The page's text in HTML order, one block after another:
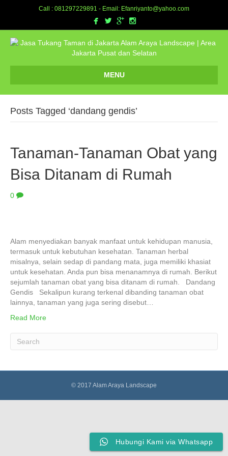
Call : 081297229891 - Email: Efanriyanto@yahoo.com
MENU
Posts Tagged ‘dandang gendis’
Tanaman-Tanaman Obat yang
Bisa Ditanam di Rumah
0
Alam menyediakan banyak manfaat untuk kehidupan manusia,
termasuk untuk kebutuhan kesehatan. Tanaman herbal
misalnya, selain sedap di pandang mata, juga memiliki khasiat
untuk kesehatan. Anda pun bisa menanamnya di rumah. Berikut
sejumlah tanaman obat yang bisa ditanam di rumah. Dandang
Gendis Sekalipun kurang terkenal dibanding tanaman obat
lainnya, tanaman yang juga sering disebut…
Read More
© 2017 Alam Araya Landscape
Hubungi Kami via Whatsapp